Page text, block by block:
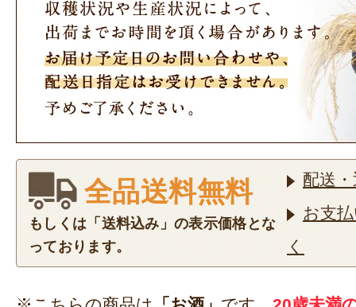
全品送料無料
もしくは「送料込み」の表示価格とな
っております。
配送
お支
く